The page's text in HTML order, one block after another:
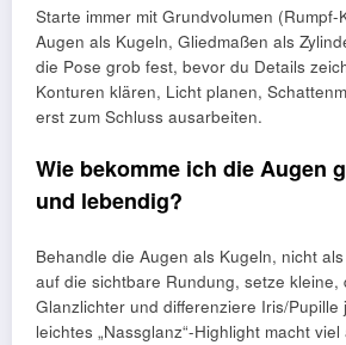
Starte immer mit Grundvolumen (Rumpf-
Augen als Kugeln, Gliedmaßen als
die Pose grob fest, bevor du Details
Konturen klären, Licht planen,
erst zum Schluss ausarbeiten.
Wie bekomme ich die Augen
und lebendig?
Behandle die Augen als Kugeln, nicht
auf die sichtbare Rundung, setze kleine,
Glanzlichter und differenziere Iris/Pupille
leichtes „Nassglanz“-Highlight macht viel